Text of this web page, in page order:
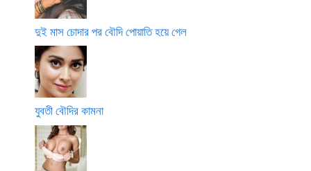
দুই মাস চোদার পর বৌদি পোয়াতি হয়ে গেল
যুবতী বৌদির কামনা